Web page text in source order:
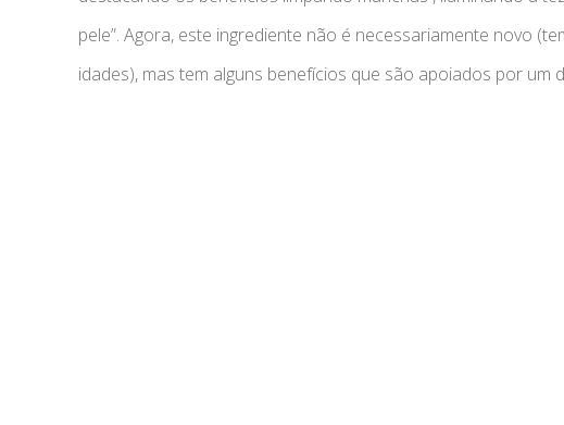
pele”. Agora, este ingrediente não é necessariamente novo
idades), mas tem alguns benefícios que são apoiados por um